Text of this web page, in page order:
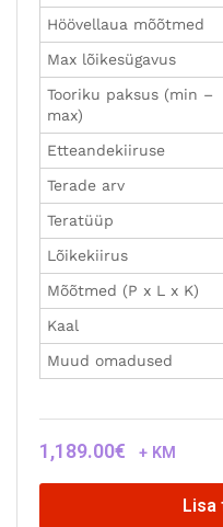
Höövellaua mõõtmed
Max lõikesügavus
Tooriku paksus (min –
max)
Etteandekiiruse
Terade arv
Teratüüp
Lõikekiirus
Mõõtmed (P x L x K)
Kaal
Muud omadused
1,189.00€ + KM